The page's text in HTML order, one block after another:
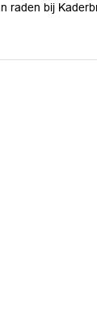
raden bij